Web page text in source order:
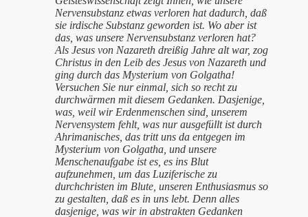
Nervensubstanz etwas verloren hat dadurch, daß
sie irdische Substanz geworden ist. Wo aber ist
das, was unsere Nervensubstanz verloren hat?
Als Jesus von Nazareth dreißig Jahre alt war, zog
Christus in den Leib des Jesus von Nazareth und
ging durch das Mysterium von Golgatha!
Versuchen Sie nur einmal, sich so recht zu
durchwärmen mit diesem Gedanken. Dasjenige,
was, weil wir Erdenmenschen sind, unserem
Nervensystem fehlt, was nur ausgefüllt ist durch
Ahrimanisches, das tritt uns da entgegen im
Mysterium von Golgatha, und unsere
Menschenaufgabe ist es, es ins Blut
aufzunehmen, um das Luziferische zu
durchchristen im Blute, unseren Enthusiasmus so
zu gestalten, daß es in uns lebt. Denn alles
dasjenige, was wir in abstrakten Gedanken